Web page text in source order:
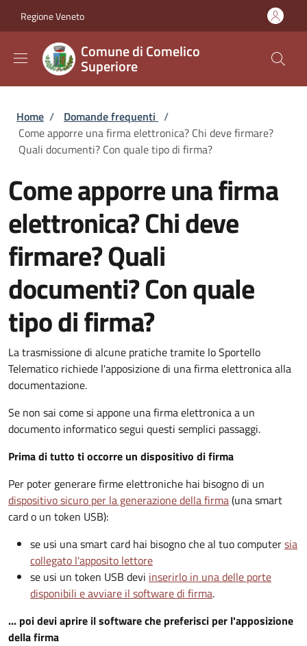
Regione Veneto
Comune di Comelico
Superiore
Briciole di pane
Home / Domande frequenti /
Come apporre una firma elettronica? Chi deve firmare?
Quali documenti? Con quale tipo di firma?
Come apporre una firma
elettronica? Chi deve
firmare? Quali
documenti? Con quale
tipo di firma?
La trasmissione di alcune pratiche tramite lo Sportello
Telematico richiede l'apposizione di una firma elettronica alla
documentazione.
Se non sai come si appone una firma elettronica a un
documento informatico segui questi semplici passaggi.
Prima di tutto ti occorre un dispositivo di firma
Per poter generare firme elettroniche hai bisogno di un
dispositivo sicuro per la generazione della firma(una smart
card o un token USB):
se usi una smart card hai bisogno che al tuo computersia
collegato l'apposito lettore
se usi un token USB devi inserirlo in una delle porte
disponibili e avviare il software di firma.
... poi devi aprire il software che preferisci per l'apposizione
della firma